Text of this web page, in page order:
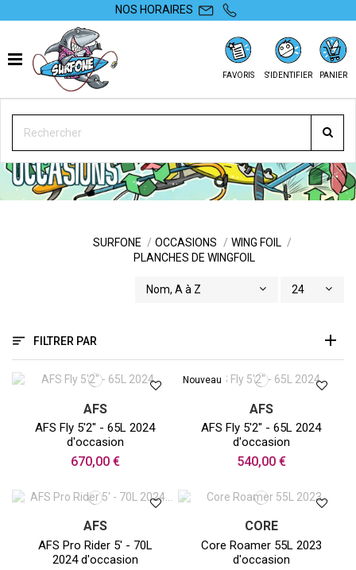
NOS HORAIRES
FAVORIS S'IDENTIFIER PANIER
PLANCHES DE
WINGFOIL
SURFONE OCCASIONS
WING FOIL
PLANCHES DE WINGFOIL
Nom, A à Z 24
FILTRER PAR
AFS
AFS Fly 5'2" - 65L 2024
d'occasion
670,00 €
Nouveau
AFS
AFS Fly 5'2" - 65L 2024
d'occasion
540,00 €
AFS
AFS Pro Rider 5' - 70L
2024 d'occasion
CORE
Core Roamer 55L 2023
d'occasion